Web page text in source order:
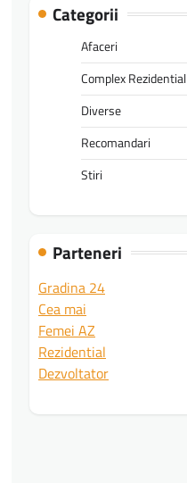
Categorii
Afaceri
Complex Rezidential
Diverse
Recomandari
Stiri
Parteneri
Gradina 24
Cea mai
Femei AZ
Rezidential
Dezvoltator